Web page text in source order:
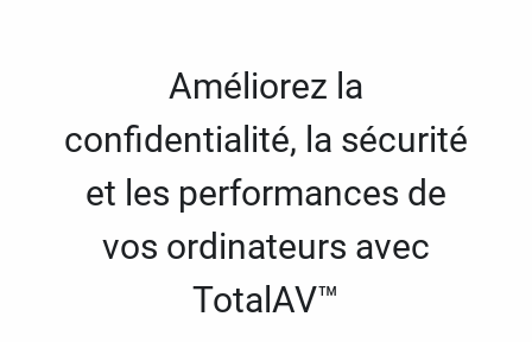
Améliorez la
confidentialité, la sécurité
et les performances de
vos ordinateurs avec
TotalAV™